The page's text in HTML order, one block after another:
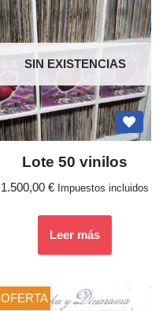
SIN EXISTENCIAS
Lote 50 vinilos
1.500,00 € Impuestos incluidos
Leer más
OFERTA